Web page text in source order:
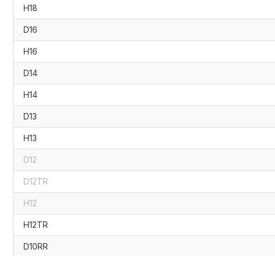
H18
D16
H16
D14
H14
D13
H13
D12
D12TR
H12
H12TR
D10RR